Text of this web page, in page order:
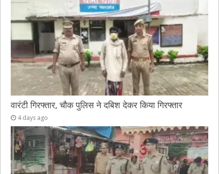
वारंटी गिरफ्तार, चौक पुलिस ने दबिश देकर किया गिरफ्तार
4 days ago